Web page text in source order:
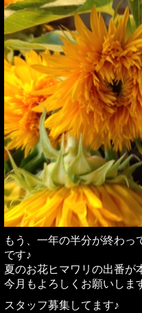
もう、一年の半分が終わ
です♪
夏のお花ヒマワリの出番が
今月もよろしくお願いしま
スタッフ募集してます♪